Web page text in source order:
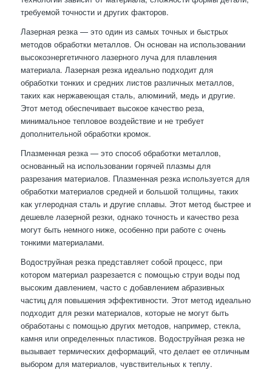
требуемой точности и других факторов.
Лазерная резка — это один из самых точных и быстрых
методов обработки металлов. Он основан на использовании
высокоэнергетичного лазерного луча для плавления
материала. Лазерная резка идеально подходит для
обработки тонких и средних листов различных металлов,
таких как нержавеющая сталь, алюминий, медь и другие.
Этот метод обеспечивает высокое качество реза,
минимальное тепловое воздействие и не требует
дополнительной обработки кромок.
Плазменная резка — это способ обработки металлов,
основанный на использовании горячей плазмы для
разрезания материалов. Плазменная резка используется для
обработки материалов средней и большой толщины, таких
как углеродная сталь и другие сплавы. Этот метод быстрее и
дешевле лазерной резки, однако точность и качество реза
могут быть немного ниже, особенно при работе с очень
тонкими материалами.
Водоструйная резка представляет собой процесс, при
котором материал разрезается с помощью струи воды под
высоким давлением, часто с добавлением абразивных
частиц для повышения эффективности. Этот метод идеально
подходит для резки материалов, которые не могут быть
обработаны с помощью других методов, например, стекла,
камня или определенных пластиков. Водоструйная резка не
вызывает термических деформаций, что делает ее отличным
выбором для материалов, чувствительных к теплу.